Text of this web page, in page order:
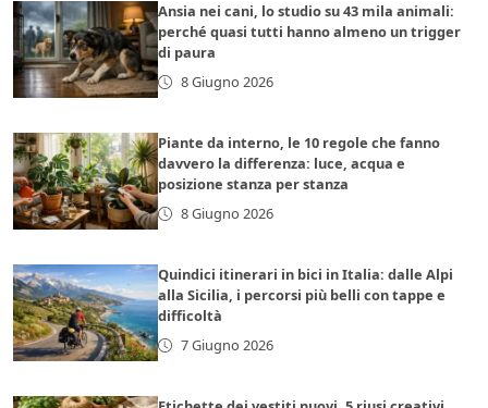
Ansia nei cani, lo studio su 43 mila animali:
perché quasi tutti hanno almeno un trigger
di paura
8 Giugno 2026
Piante da interno, le 10 regole che fanno
davvero la differenza: luce, acqua e
posizione stanza per stanza
8 Giugno 2026
Quindici itinerari in bici in Italia: dalle Alpi
alla Sicilia, i percorsi più belli con tappe e
difficoltà
7 Giugno 2026